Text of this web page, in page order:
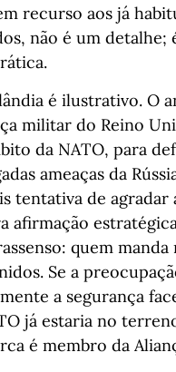
recurso aos já
não é um detalhe;
é ilustrativo. O
militar do Reino
da NATO, para
ameaças da
tentativa de agradar
afirmação
quem manda
Se a
a segurança
já estaria no
é membro da